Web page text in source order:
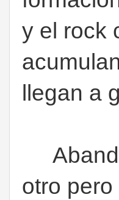
y el rock
llegan a
otro